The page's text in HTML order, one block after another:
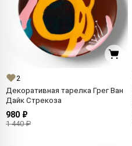
2
Декоративная тарелка Грег Ван
Дайк Стрекоза
980 ₽
1 440 ₽